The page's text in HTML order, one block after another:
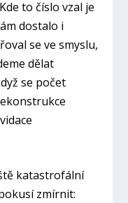
to číslo vzal je
dostalo i
se ve smyslu,
dělat
se počet
katastrofální
zmírnit: